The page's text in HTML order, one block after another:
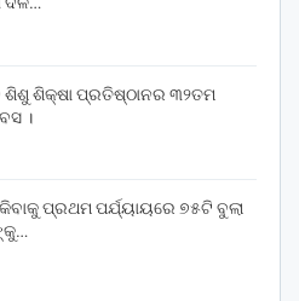
ଶିଶୁ ଶିକ୍ଷା ପ୍ରତିଷ୍ଠାନର ୩୨ତମ
।
ପ୍ରଥମ ପର୍ଯ୍ୟାୟରେ ୭୫ଟି ବୁଲା